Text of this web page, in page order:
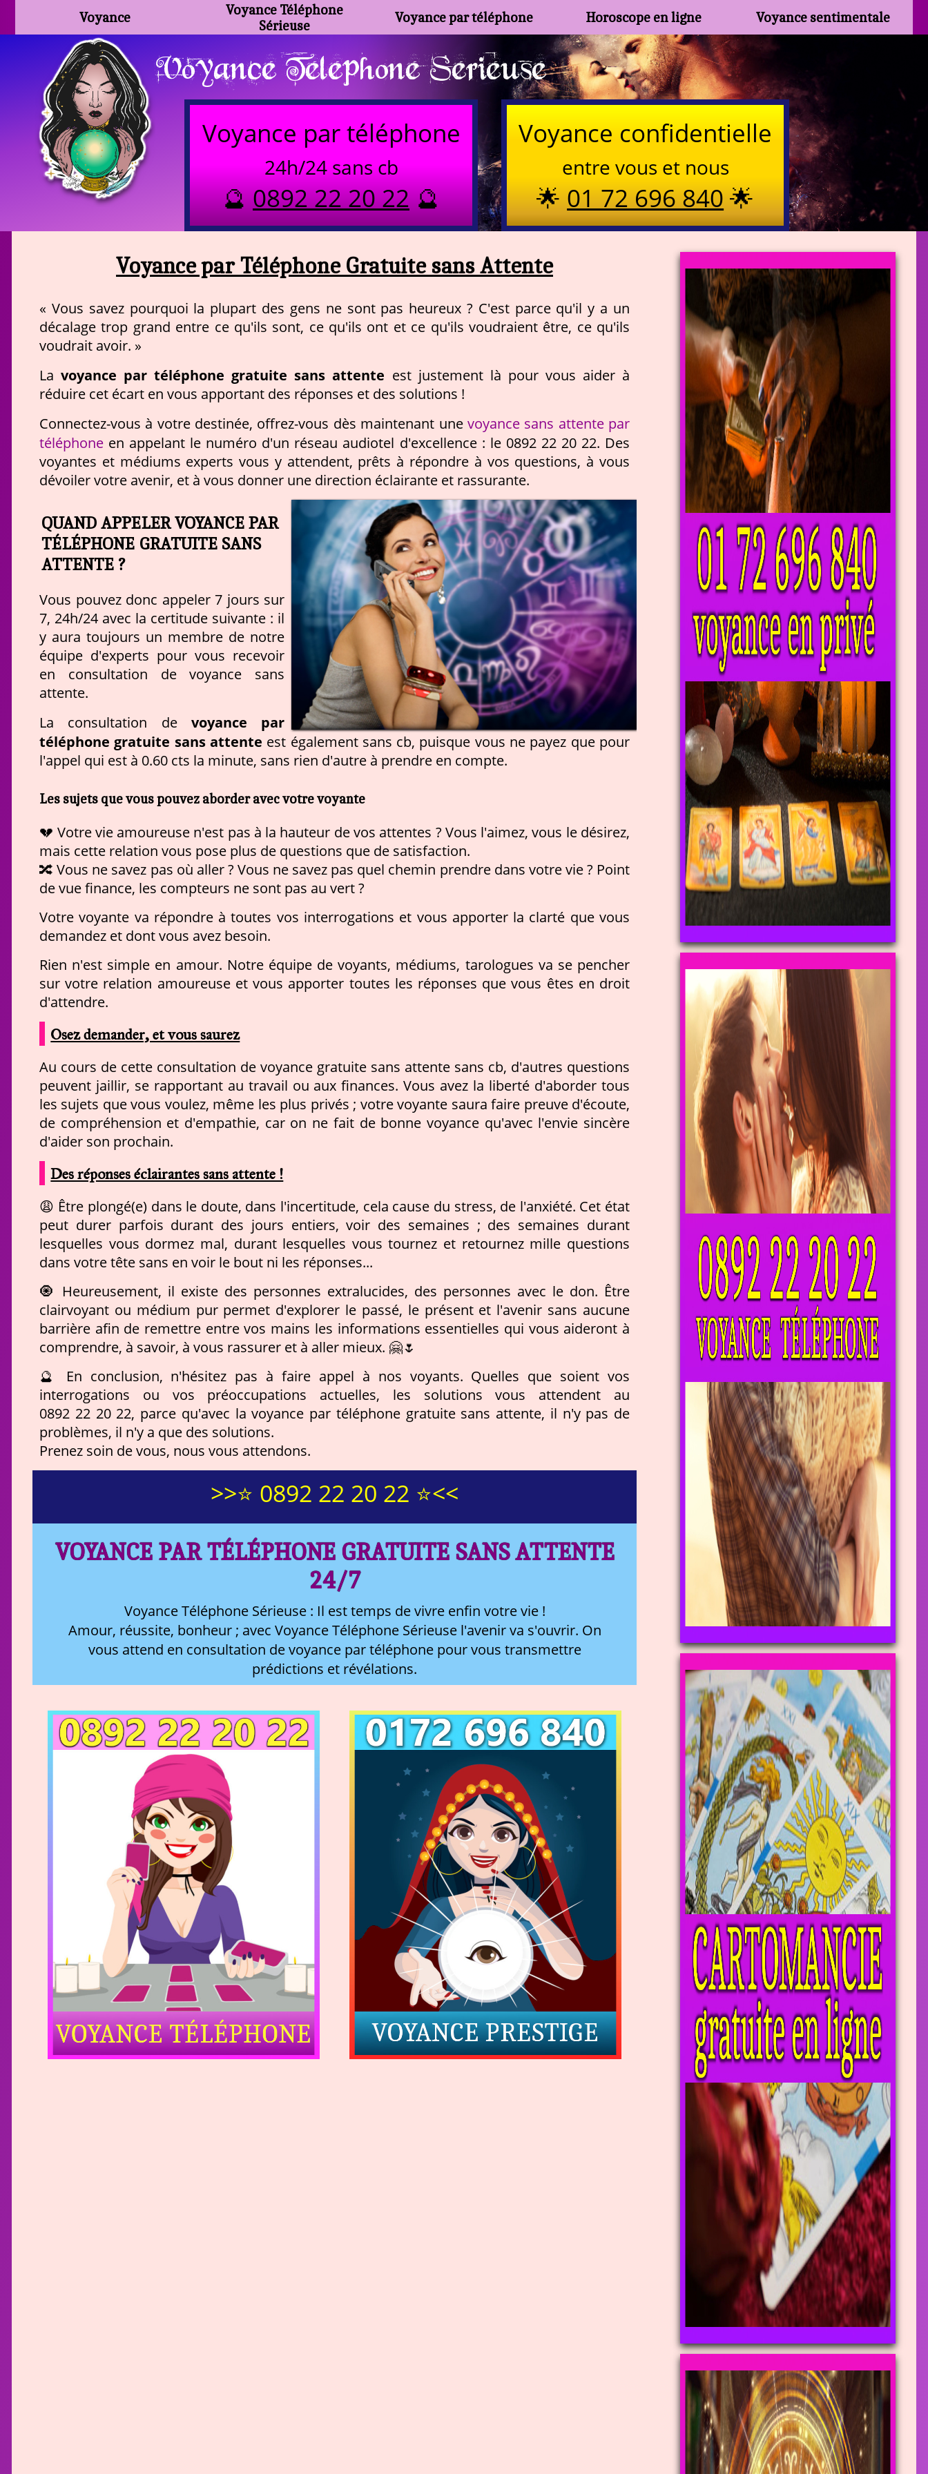
Voyance
Voyance Téléphone
Sérieuse
Voyance par téléphone Horoscope en ligne Voyance sentimentale
Voyance Telephone Serieuse
Voyance par téléphone
24h/24 sans cb
🔮0892 22 20 22🔮
Voyance confidentielle
entre vous et nous
🌟01 72 696 840🌟
Voyance par Téléphone Gratuite sans Attente
« Vous savez pourquoi la plupart des gens ne sont pas heureux ? C'est parce qu'il y a un
décalage trop grand entre ce qu'ils sont, ce qu'ils ont et ce qu'ils voudraient être, ce qu'ils
voudrait avoir. »
Lavoyance par téléphone gratuite sans attente est justement là pour vous aider à
réduire cet écart en vous apportant des réponses et des solutions !
Connectez-vous à votre destinée, offrez-vous dès maintenant une voyance sans attente par
téléphone en appelant le numéro d'un réseau audiotel d'excellence : le 0892 22 20 22. Des
voyantes et médiums experts vous y attendent, prêts à répondre à vos questions, à vous
dévoiler votre avenir, et à vous donner une direction éclairante et rassurante.
QUAND APPELER VOYANCE PAR
TÉLÉPHONE GRATUITE SANS
ATTENTE ?
Vous pouvez donc appeler 7 jours sur
7, 24h/24 avec la certitude suivante : il
y aura toujours un membre de notre
équipe d'experts pour vous recevoir
en consultation de voyance sans
attente.
La consultation de voyance par
téléphone gratuite sans attente est également sans cb, puisque vous ne payez que pour
l'appel qui est à 0.60 cts la minute, sans rien d'autre à prendre en compte.
Les sujets que vous pouvez aborder avec votre voyante
💔 Votre vie amoureuse n'est pas à la hauteur de vos attentes ? Vous l'aimez, vous le désirez,
mais cette relation vous pose plus de questions que de satisfaction.
🔀 Vous ne savez pas où aller ? Vous ne savez pas quel chemin prendre dans votre vie ? Point
de vue finance, les compteurs ne sont pas au vert ?
Votre voyante va répondre à toutes vos interrogations et vous apporter la clarté que vous
demandez et dont vous avez besoin.
Rien n'est simple en amour. Notre équipe de voyants, médiums, tarologues va se pencher
sur votre relation amoureuse et vous apporter toutes les réponses que vous êtes en droit
d'attendre.
Osez demander, et vous saurez
Au cours de cette consultation de voyance gratuite sans attente sans cb, d'autres questions
peuvent jaillir, se rapportant au travail ou aux finances. Vous avez la liberté d'aborder tous
les sujets que vous voulez, même les plus privés ; votre voyante saura faire preuve d'écoute,
de compréhension et d'empathie, car on ne fait de bonne voyance qu'avec l'envie sincère
d'aider son prochain.
Des réponses éclairantes sans attente !
😩 Être plongé(e) dans le doute, dans l'incertitude, cela cause du stress, de l'anxiété. Cet état
peut durer parfois durant des jours entiers, voir des semaines ; des semaines durant
lesquelles vous dormez mal, durant lesquelles vous tournez et retournez mille questions
dans votre tête sans en voir le bout ni les réponses...
🧿 Heureusement, il existe des personnes extralucides, des personnes avec le don. Être
clairvoyant ou médium pur permet d'explorer le passé, le présent et l'avenir sans aucune
barrière afin de remettre entre vos mains les informations essentielles qui vous aideront à
comprendre, à savoir, à vous rassurer et à aller mieux. 🤗🌷
🔮 En conclusion, n'hésitez pas à faire appel à nos voyants. Quelles que soient vos
interrogations ou vos préoccupations actuelles, les solutions vous attendent au
0892 22 20 22, parce qu'avec la voyance par téléphone gratuite sans attente, il n'y pas de
problèmes, il n'y a que des solutions.
Prenez soin de vous, nous vous attendons.
>>⭐ 0892 22 20 22 ⭐<<
VOYANCE PAR TÉLÉPHONE GRATUITE SANS ATTENTE
24/7
Voyance Téléphone Sérieuse : Il est temps de vivre enfin votre vie !
Amour, réussite, bonheur ; avec Voyance Téléphone Sérieuse l'avenir va s'ouvrir. On
vous attend en consultation de voyance par téléphone pour vous transmettre
prédictions et révélations.